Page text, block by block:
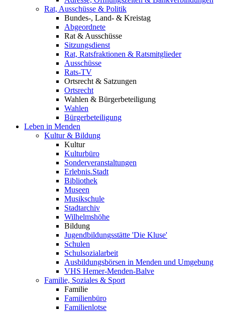
Rat, Ausschüsse & Politik
Bundes-, Land- & Kreistag
Abgeordnete
Rat & Ausschüsse
Sitzungsdienst
Rat, Ratsfraktionen & Ratsmitglieder
Ausschüsse
Rats-TV
Ortsrecht & Satzungen
Ortsrecht
Wahlen & Bürgerbeteiligung
Wahlen
Bürgerbeteiligung
Leben in Menden
Kultur & Bildung
Kultur
Kulturbüro
Sonderveranstaltungen
Erlebnis.Stadt
Bibliothek
Museen
Musikschule
Stadtarchiv
Wilhelmshöhe
Bildung
Jugendbildungsstätte 'Die Kluse'
Schulen
Schulsozialarbeit
Ausbildungsbörsen in Menden und Umgebung
VHS Hemer-Menden-Balve
Familie, Soziales & Sport
Familie
Familienbüro
Familienlotse